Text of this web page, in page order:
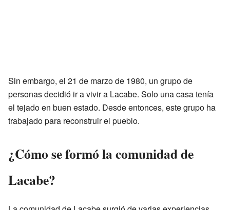
Sin embargo, el 21 de marzo de 1980, un grupo de
personas decidió ir a vivir a Lacabe. Solo una casa tenía
el tejado en buen estado. Desde entonces, este grupo ha
trabajado para reconstruir el pueblo.
¿Cómo se formó la comunidad de
Lacabe?